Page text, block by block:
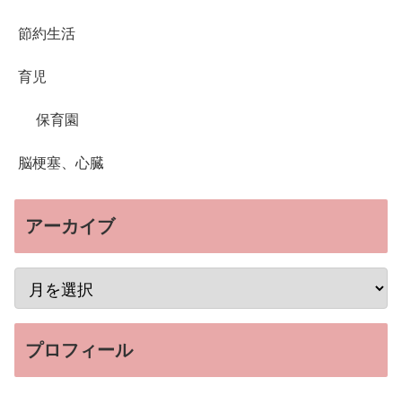
節約生活
育児
保育園
脳梗塞、心臓
アーカイブ
プロフィール